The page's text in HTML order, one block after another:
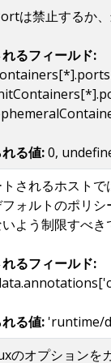
は禁止するか、
るフィールド:
る値:0,
されるホスト
ォルトのポリ
よう制限すべき
るフィールド:
る値: 'runtime/
のオプションを